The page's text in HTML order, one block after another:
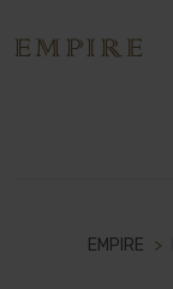
EMPIRE >